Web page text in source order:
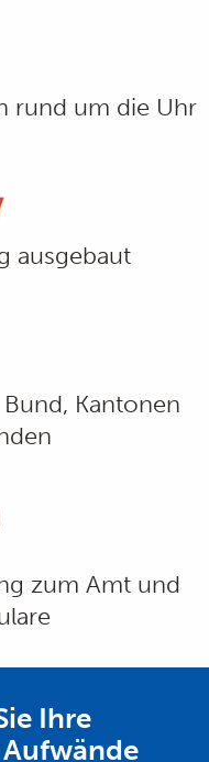
rund um die Uhr
ausgebaut
Kantonen
zum Amt und
Ihre